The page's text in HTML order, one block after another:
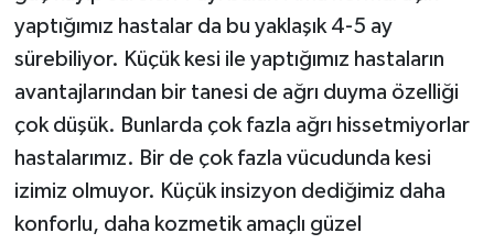
yaptığımız hastalar da bu yaklaşık 4-5 ay
sürebiliyor. Küçük kesi ile yaptığımız hastaların
avantajlarından bir tanesi de ağrı duyma özelliği
çok düşük. Bunlarda çok fazla ağrı hissetmiyorlar
hastalarımız. Bir de çok fazla vücudunda kesi
izimiz olmuyor. Küçük insizyon dediğimiz daha
konforlu, daha kozmetik amaçlı güzel